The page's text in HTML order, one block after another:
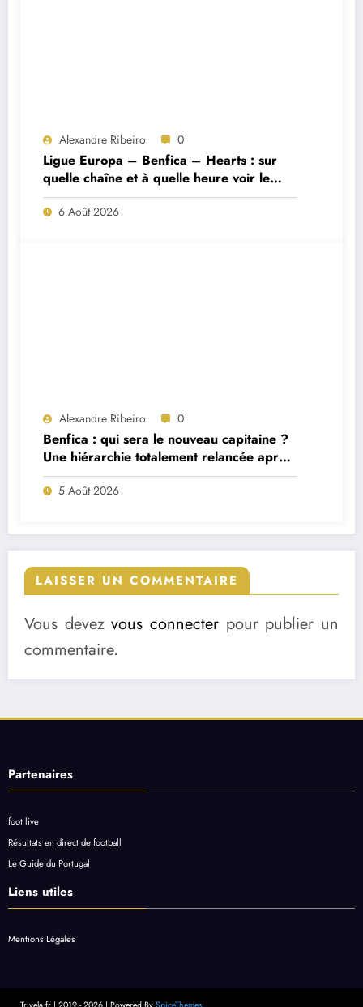
Alexandre Ribeiro 0
Ligue Europa – Benfica – Hearts : sur
quelle chaîne et à quelle heure voir le
match ?
6 Août 2026
Alexandre Ribeiro 0
Benfica : qui sera le nouveau capitaine ?
Une hiérarchie totalement relancée après
deux départs majeurs
5 Août 2026
LAISSER UN COMMENTAIRE
Vous devezvous connecter pour publier un
commentaire.
Partenaires
foot live
Résultats en direct de football
Le Guide du Portugal
Liens utiles
Mentions Légales